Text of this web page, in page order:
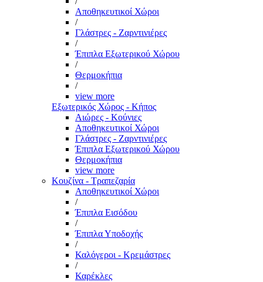
Αποθηκευτικοί Χώροι
/
Γλάστρες - Ζαρντινιέρες
/
Έπιπλα Εξωτερικού Χώρου
/
Θερμοκήπια
/
view more
Εξωτερικός Χώρος - Κήπος
Αιώρες - Κούνιες
Αποθηκευτικοί Χώροι
Γλάστρες - Ζαρντινιέρες
Έπιπλα Εξωτερικού Χώρου
Θερμοκήπια
view more
Κουζίνα - Τραπεζαρία
Αποθηκευτικοί Χώροι
/
Έπιπλα Εισόδου
/
Έπιπλα Υποδοχής
/
Καλόγεροι - Κρεμάστρες
/
Καρέκλες